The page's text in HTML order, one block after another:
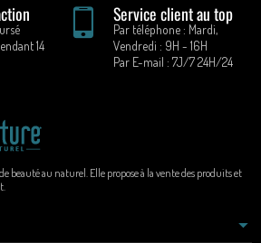
14
Service client au top
Par téléphone : Mardi,
Vendredi : 9H - 16H
Par E-mail : 7J/7 24H/24
beauté au naturel. Elle propose à la vente des produits et